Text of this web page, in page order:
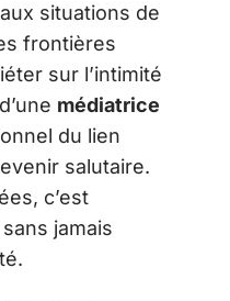
situations de
frontières
sur l’intimité
médiatrice
du lien
salutaire.
c’est
jamais